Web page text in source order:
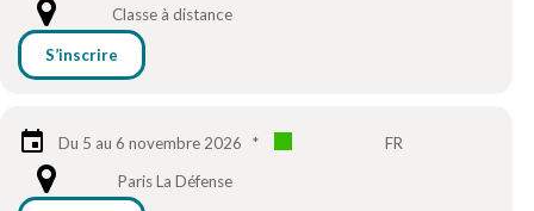
Classe à distance
S’inscrire
Du 5 au 6 novembre 2026 *
FR
Paris La Défense